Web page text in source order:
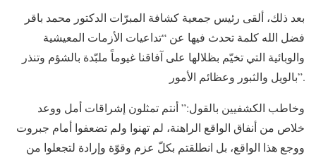
بعد ذلك، ألقى رئيس جمعية كشافة المبرّات الدكتور محمد باقر
فضل الله كلمة تحدث فيها عن “تداعيات الأزمات المعيشية
والوبائية التي تخيّم بظلالها على آفاقنا غيوماً ملبّدة بالشؤم وتنذر
بالويل والثبور وعظائم الأمور”.
خلاص من أنفاق الواقع الراهنة، لم تهنوا ولم تضعفوا أمام جبروت
ووجع هذا الواقع، بل انطلقتم بكلّ عزم وقوّة وإرادة لتجعلوا من